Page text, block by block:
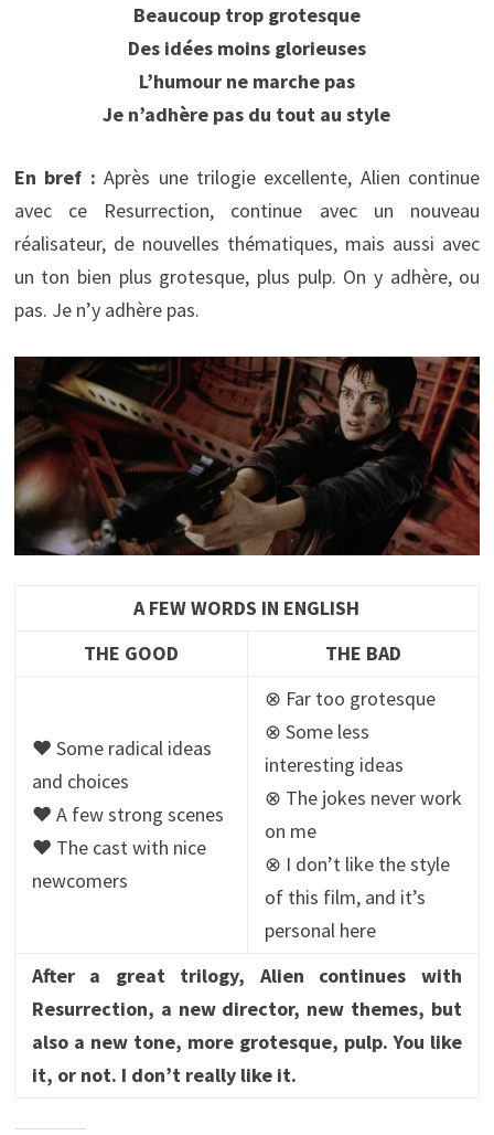
Beaucoup trop grotesque
Des idées moins glorieuses
L’humour ne marche pas
Je n’adhère pas du tout au style
En bref :Après une trilogie excellente, Alien continue
avec ce Resurrection, continue avec un nouveau
réalisateur, de nouvelles thématiques, mais aussi avec
un ton bien plus grotesque, plus pulp. On y adhère, ou
pas. Je n’y adhère pas.
A FEW WORDS IN ENGLISH
THE GOOD
THE BAD
♥ Some radical ideas
and choices
♥ A few strong scenes
♥ The cast with nice
newcomers
⊗ Far too grotesque
⊗ Some less
interesting ideas
⊗ The jokes never work
on me
⊗ I don’t like the style
of this film, and it’s
personal here
After a great trilogy, Alien continues with
Resurrection, a new director, new themes, but
also a new tone, more grotesque, pulp. You like
it, or not. I don’t really like it.